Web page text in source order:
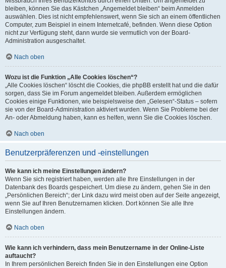
bleiben, können Sie das Kästchen „Angemeldet bleiben“ beim Anmelden
auswählen. Dies ist nicht empfehlenswert, wenn Sie sich an einem öffentlichen
Computer, zum Beispiel in einem Internetcafé, befinden. Wenn diese Option
nicht zur Verfügung steht, dann wurde sie vermutlich von der Board-
Administration ausgeschaltet.
Nach oben
Wozu ist die Funktion „Alle Cookies löschen“?
„Alle Cookies löschen“ löscht die Cookies, die phpBB erstellt hat und die dafür
sorgen, dass Sie im Forum angemeldet bleiben. Außerdem ermöglichen
Cookies einige Funktionen, wie beispielsweise den „Gelesen“-Status – sofern
sie von der Board-Administration aktiviert wurden. Wenn Sie Probleme bei der
An- oder Abmeldung haben, kann es helfen, wenn Sie die Cookies löschen.
Nach oben
Benutzerpräferenzen und -einstellungen
Wie kann ich meine Einstellungen ändern?
Wenn Sie sich registriert haben, werden alle Ihre Einstellungen in der
Datenbank des Boards gespeichert. Um diese zu ändern, gehen Sie in den
„Persönlichen Bereich“; der Link dazu wird meist oben auf der Seite angezeigt,
wenn Sie auf Ihren Benutzernamen klicken. Dort können Sie alle Ihre
Einstellungen ändern.
Nach oben
Wie kann ich verhindern, dass mein Benutzername in der Online-Liste
auftaucht?
In Ihrem persönlichen Bereich finden Sie in den Einstellungen eine Option